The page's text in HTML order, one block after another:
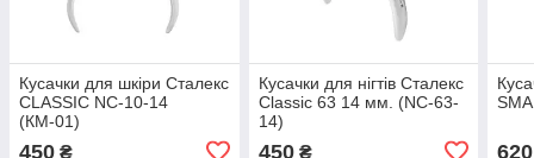
Кусачки для шкіри Сталекс
CLASSIC NC-10-14
(КМ-01)
450 ₴
Кусачки для нігтів Сталекс
Classic 63 14 мм. (NC-63-
14)
450₴ 620